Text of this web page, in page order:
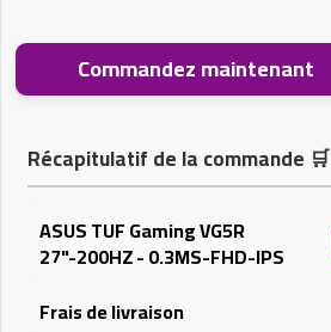
Commandez maintenant
Récapitulatif de la commande 🛒
ASUS TUF Gaming VG5R
27"-200HZ - 0.3MS-FHD-IPS
Frais de livraison